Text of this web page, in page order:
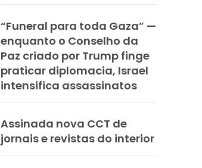
“Funeral para toda Gaza” —
enquanto o Conselho da
Paz criado por Trump finge
praticar diplomacia, Israel
intensifica assassinatos
Assinada nova CCT de
jornais e revistas do interior